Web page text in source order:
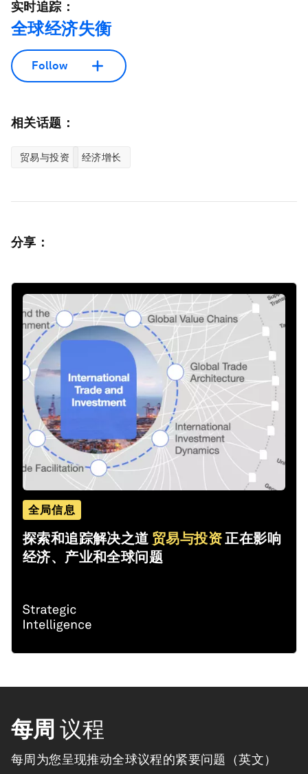
实时追踪：
全球经济失衡
Follow
相关话题：
贸易与投资 经济增长
分享：
全局信息
探索和追踪解决之道 贸易与投资正在影响
经济、产业和全球问题
每周 议程
每周为您呈现推动全球议程的紧要问题（英文）